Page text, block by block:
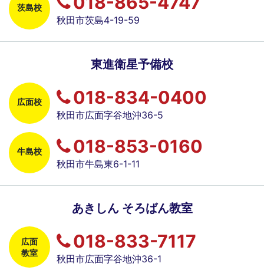
茨島校
秋田市茨島4-19-59
東進衛星予備校
広面校 018-834-0400
秋田市広面字谷地沖36-5
牛島校 018-853-0160
秋田市牛島東6-1-11
あきしん そろばん教室
広面
教室
018-833-7117
秋田市広面字谷地沖36-1